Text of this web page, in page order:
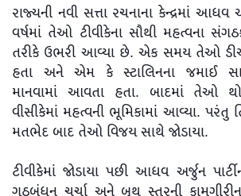
રાજ્યની નવી સત્તા રચનાના કેન્દ્રમાં
વર્ષમાં તેઓ ટીવીકેના સૌથી મહત્વના
તરીકે ઉભરી આવ્યા છે. એક સમય તેઓ
હતા અને એમ કે સ્ટાલિનના જમાઈ
માનવામાં આવતા હતા. બાદમાં તેઓ
વીસીકેમાં મહત્વની ભૂમિકામાં આવ્યા. પરંતુ
મતભેદ બાદ તેઓ વિજય સાથે જોડાયા.
ટીવીકેમાં જોડાયા પછી આધવ અર્જુન